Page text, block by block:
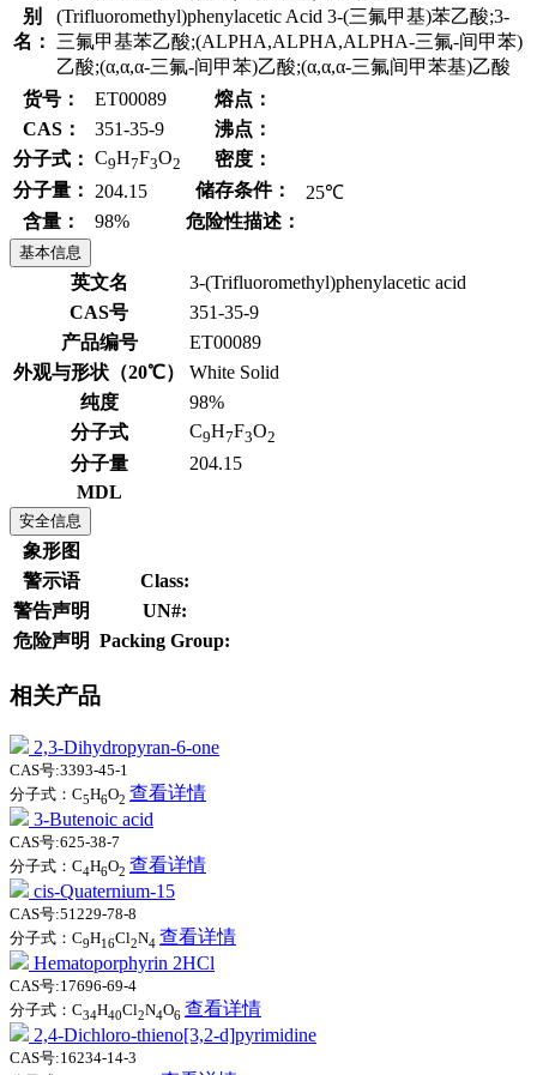
别
名：
(Trifluoromethyl)phenylacetic Acid 3-(三氟甲基)苯乙酸;3-
三氟甲基苯乙酸;(ALPHA,ALPHA,ALPHA-三氟-间甲苯)
乙酸;(α,α,α-三氟-间甲苯)乙酸;(α,α,α-三氟间甲苯基)乙酸
货号：
ET00089
熔点：
CAS：
351-35-9
沸点：
分子式： C9H7F3O2
密度：
分子量： 204.15 储存条件：
25℃
含量：
98% 危险性描述：
基本信息
英文名
3-(Trifluoromethyl)phenylacetic acid
CAS号
351-35-9
产品编号
ET00089
外观与形状（20℃）
White Solid
纯度
98%
分子式
C9H7F3O2
分子量
204.15
MDL
安全信息
象形图
警示语
Class:
警告声明
UN#:
危险声明 Packing Group:
相关产品
2,3-Dihydropyran-6-one
CAS号:3393-45-1
分子式：C5H6O2 查看详情
3-Butenoic acid
CAS号:625-38-7
分子式：C4H6O2 查看详情
cis-Quaternium-15
CAS号:51229-78-8
分子式：C9H16Cl2N4 查看详情
Hematoporphyrin 2HCl
CAS号:17696-69-4
分子式：C34H40Cl2N4O6 查看详情
2,4-Dichloro-thieno[3,2-d]pyrimidine
CAS号:16234-14-3